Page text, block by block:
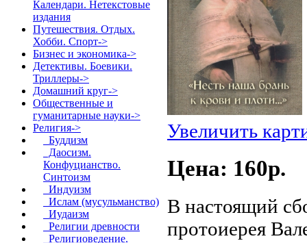
Календари. Нетекстовые
издания
Путешествия. Отдых.
Хобби. Спорт->
Бизнес и экономика->
Детективы. Боевики.
Триллеры->
Домашний круг->
Общественные и
гуманитарные науки->
Религия->
Буддизм
Даосизм.
Конфуцианство.
Синтоизм
Индуизм
Ислам (мусульманство)
Иудаизм
Религии древности
Религиоведение.
Увеличить
Цена: 160p.
В настоящий
протоиерея